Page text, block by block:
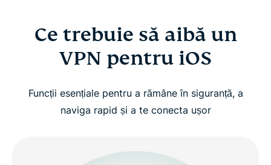
Ce trebuie să aibă un
VPN pentru iOS
Funcții esențiale pentru a rămâne în siguranță, a
naviga rapid și a te conecta ușor